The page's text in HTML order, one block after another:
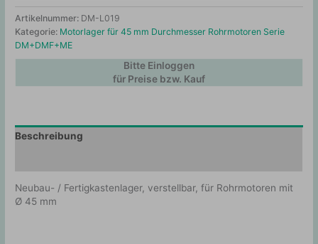
Artikelnummer: DM-L019
Kategorie: Motorlager für 45 mm Durchmesser Rohrmotoren Serie
DM+DMF+ME
Bitte Einloggen
für Preise bzw. Kauf
Beschreibung
Neubau- / Fertigkastenlager, verstellbar, für Rohrmotoren mit
Ø 45 mm